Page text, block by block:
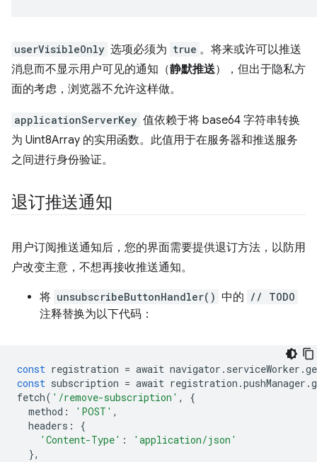
userVisibleOnly 选项必须为 true 。将来或许可以推送
消息而不显示用户可见的通知（静默推送），但出于隐私方
面的考虑，浏览器不允许这样做。
applicationServerKey 值依赖于将 base64 字符串转换
为 Uint8Array 的实用函数。此值用于在服务器和推送服务
之间进行身份验证。
退订推送通知
用户订阅推送通知后，您的界面需要提供退订方法，以防用
户改变主意，不想再接收推送通知。
将 unsubscribeButtonHandler() 中的 // TODO
注释替换为以下代码：
const registration = await navigator . serviceWorker .
const subscription = await registration .pushManager .
fetch( '/remove-subscription' ,
{
method : 'POST' ,
headers :
{
'Content-Type' :
'application/json'
},